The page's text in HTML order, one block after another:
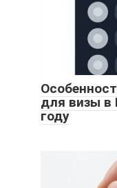
для визы в
году